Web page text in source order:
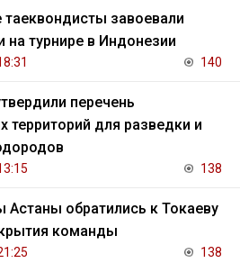
таеквондисты завоевали
на турнире в Индонезии
140
перечень
территорий для разведки и
138
Астаны обратились к Токаеву
команды
138